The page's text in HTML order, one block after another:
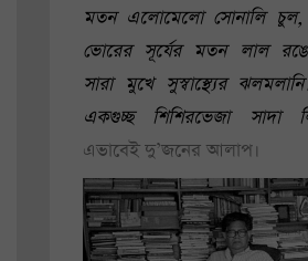
মতন এলোমেলো সোনালি চুল,
ভোরের সূর্যের মতন লাল
সারা মুখে সুস্বাস্থ্যের
একগুচ্ছ শিশিরভেজা সাদা
এভাবেই দু’জনের আলাপ।